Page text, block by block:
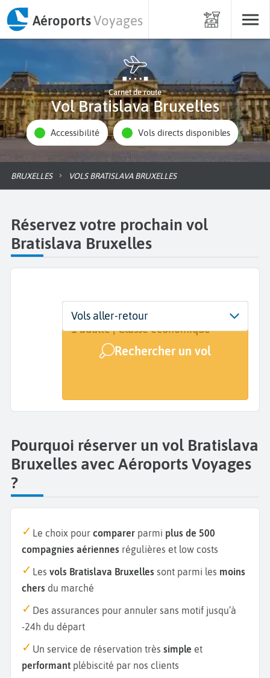
AéroportsVoyages
Carnet de route
Vol Bratislava Bruxelles
Accessibilité Vols directs disponibles
BRUXELLES VOLS BRATISLAVA BRUXELLES
Réservez votre prochain vol
Bratislava Bruxelles
Départ
Bratislava (BTS)
Dates
Dates de votre voyage
Voyageurs | Classe
1 adulte | Classe économique
Rechercher un vol
Vols aller-retour
Pourquoi réserver un vol Bratislava
Bruxelles avec Aéroports Voyages
?
Le choix pour comparer parmi plus de 500
compagnies aériennes régulières et low costs
Les vols Bratislava Bruxelles sont parmi les moins
chers du marché
Des assurances pour annuler sans motif jusqu’à
-24h du départ
Un service de réservation très simple et
performant plébiscité par nos clients